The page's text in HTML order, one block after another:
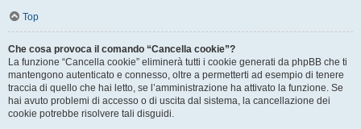
Top
Che cosa provoca il comando “Cancella cookie”?
La funzione “Cancella cookie” eliminerà tutti i cookie generati da phpBB che ti
mantengono autenticato e connesso, oltre a permetterti ad esempio di tenere
traccia di quello che hai letto, se l’amministrazione ha attivato la funzione. Se
hai avuto problemi di accesso o di uscita dal sistema, la cancellazione dei
cookie potrebbe risolvere tali disguidi.